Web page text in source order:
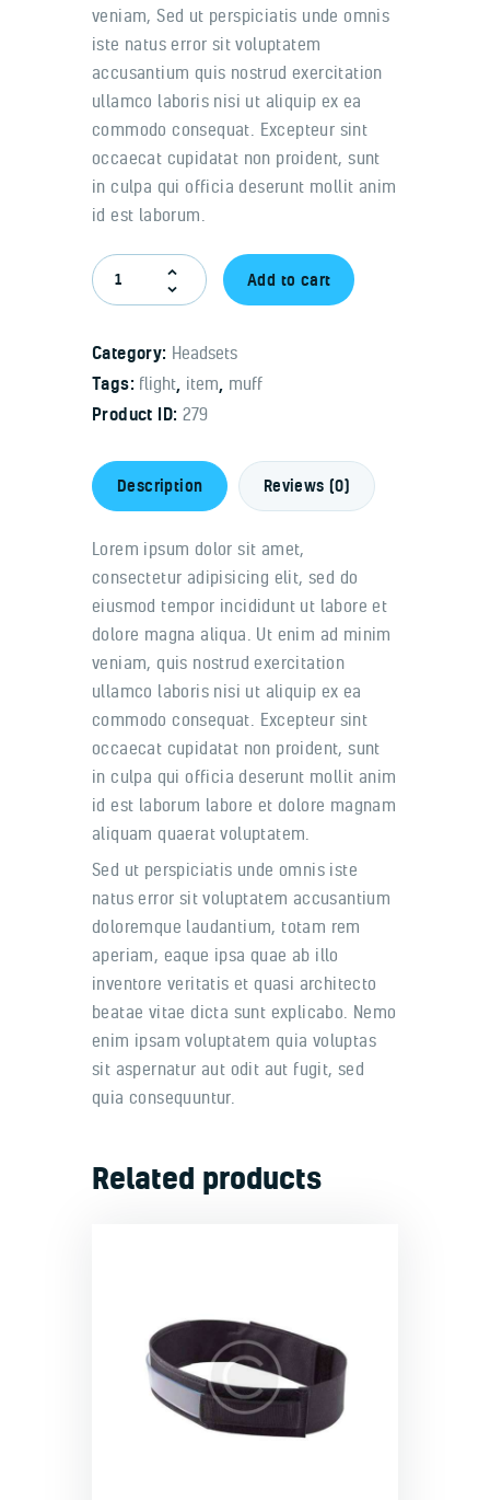
veniam, Sed ut perspiciatis unde omnis
iste natus error sit voluptatem
accusantium quis nostrud exercitation
ullamco laboris nisi ut aliquip ex ea
commodo consequat. Excepteur sint
occaecat cupidatat non proident, sunt
in culpa qui officia deserunt mollit anim
id est laborum.
Add to cart
Category: Headsets
Tags: flight item muff
Product ID: 279
Description Reviews (0)
Lorem ipsum dolor sit amet,
consectetur adipisicing elit, sed do
eiusmod tempor incididunt ut labore et
dolore magna aliqua. Ut enim ad minim
veniam, quis nostrud exercitation
ullamco laboris nisi ut aliquip ex ea
commodo consequat. Excepteur sint
occaecat cupidatat non proident, sunt
in culpa qui officia deserunt mollit anim
id est laborum labore et dolore magnam
aliquam quaerat voluptatem.
Sed ut perspiciatis unde omnis iste
natus error sit voluptatem accusantium
doloremque laudantium, totam rem
aperiam, eaque ipsa quae ab illo
inventore veritatis et quasi architecto
beatae vitae dicta sunt explicabo. Nemo
enim ipsam voluptatem quia voluptas
sit aspernatur aut odit aut fugit, sed
quia consequuntur.
Related products